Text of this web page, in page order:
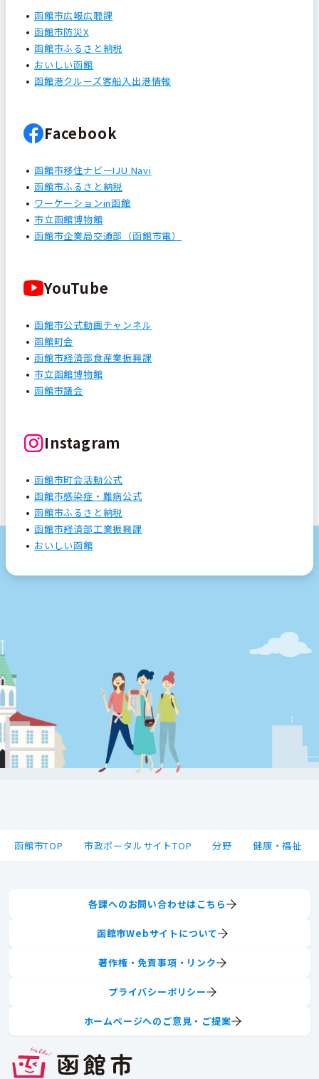
函館市広報広聴課
函館市防災X
函館市ふるさと納税
おいしい函館
函館港クルーズ客船入出港情報
Facebook
函館市移住ナビーIJU Navi
函館市ふるさと納税
ワーケーションin函館
市立函館博物館
函館市企業局交通部（函館市電）
YouTube
函館市公式動画チャンネル
函館町会
函館市経済部食産業振興課
市立函館博物館
函館市議会
Instagram
函館市町会活動公式
函館市感染症・難病公式
函館市ふるさと納税
函館市経済部工業振興課
おいしい函館
函館市TOP 市政ポータルサイトTOP 分野 健康・福祉
各課へのお問い合わせはこちら
函館市Webサイトについて
著作権・免責事項・リンク
プライバシーポリシー
ホームページへのご意見・ご提案